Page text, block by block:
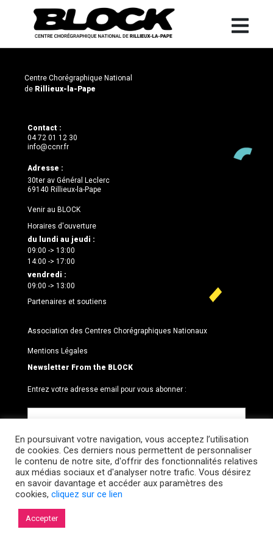
Centre Chorégraphique National
de Rillieux-la-Pape
Contact :
04 72 01 12 30
info@ccnr.fr
Adresse :
30ter av Général Leclerc
69140 Rillieux-la-Pape
Venir au BLOCK
Horaires d'ouverture
du lundi au jeudi :
09:00 -> 13:00
14:00 -> 17:00
vendredi :
09:00 -> 13:00
Partenaires et soutiens
Association des Centres Chorégraphiques Nationaux
Mentions Légales
Newsletter From the BLOCK
Entrez votre adresse email pour vous abonner :
© 2026 Le BLOCK · CCNR. Tous droits réservés.
En poursuivant votre navigation, vous acceptez l’utilisation
de cookies. Ces derniers nous permettent de personnaliser
le contenu de notre site, d'offrir des fonctionnalités relatives
aux médias sociaux et d'analyser notre trafic. Vous désirez
en savoir davantage et accéder aux paramètres des
cookies, cliquez sur ce lien
Accepter